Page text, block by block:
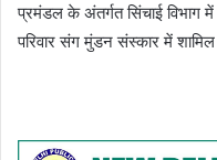
प्रमंडल के अंतर्गत सिंचाई विभाग
परिवार संग मुंडन संस्कार में